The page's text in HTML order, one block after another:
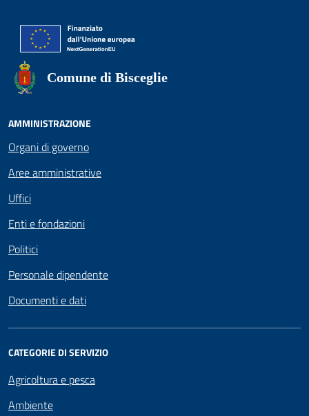
Comune di Bisceglie
AMMINISTRAZIONE
Organi di governo
Aree amministrative
Uffici
Enti e fondazioni
Politici
Personale dipendente
Documenti e dati
CATEGORIE DI SERVIZIO
Agricoltura e pesca
Ambiente